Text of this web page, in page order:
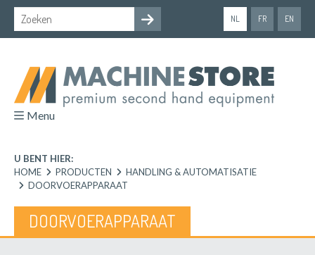
NL FR EN
Menu
U BENT HIER:
HOME
PRODUCTEN
HANDLING & AUTOMATISATIE
DOORVOERAPPARAAT
DOORVOERAPPARAAT